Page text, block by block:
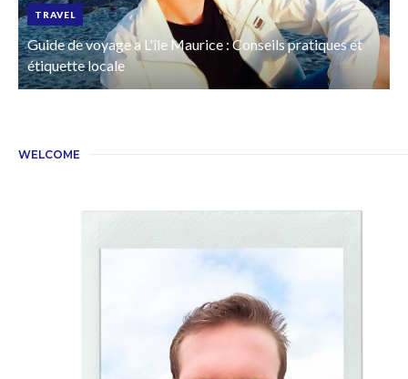
TRAVEL
Guide de voyage a L'île Maurice : Conseils pratiques et
étiquette locale
WELCOME